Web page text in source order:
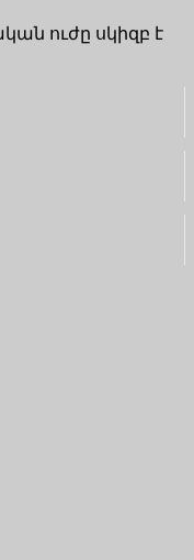
ուժը սկիզբ է